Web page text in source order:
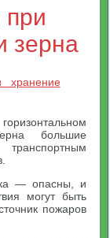
зерна
хранение
большие
— опасны, и
могут быть
пожаров